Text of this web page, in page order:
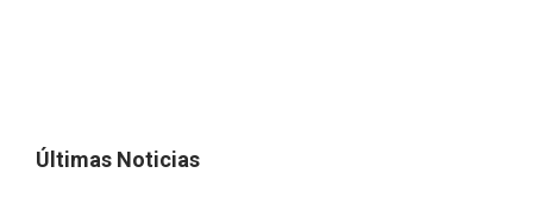
Últimas Noticias